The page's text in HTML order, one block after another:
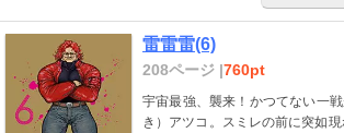
雷雷雷(6)
208ページ |760pt
宇宙最強、襲来！かつてない一
き）アツコ。スミレの前に突如